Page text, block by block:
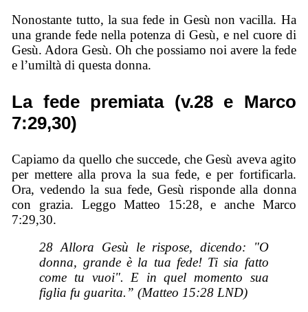
Nonostante tutto, la sua fede in Gesù non vacilla. Ha
una grande fede nella potenza di Gesù, e nel cuore di
Gesù. Adora Gesù. Oh che possiamo noi avere la fede
e l’umiltà di questa donna.
La fede premiata (v.28 e Marco
7:29,30)
Capiamo da quello che succede, che Gesù aveva agito
per mettere alla prova la sua fede, e per fortificarla.
Ora, vedendo la sua fede, Gesù risponde alla donna
con grazia. Leggo Matteo 15:28, e anche Marco
7:29,30.
28 Allora Gesù le rispose, dicendo: "O
donna, grande è la tua fede! Ti sia fatto
come tu vuoi". E in quel momento sua
figlia fu guarita.” (Matteo 15:28 LND)